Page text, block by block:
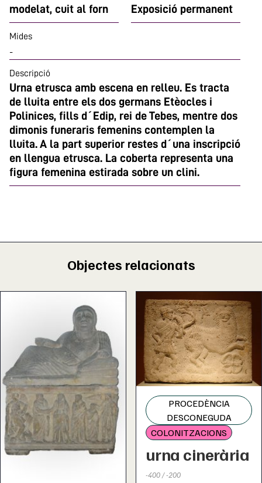
modelat, cuit al forn Exposició permanent
Mides
-
Descripció
Urna etrusca amb escena en relleu. Es tracta
de lluita entre els dos germans Etèocles i
Polinices, fills d´Edip, rei de Tebes, mentre dos
dimonis funeraris femenins contemplen la
lluita. A la part superior restes d´una inscripció
en llengua etrusca. La coberta representa una
figura femenina estirada sobre un clini.
Objectes relacionats
PROCEDÈNCIA
DESCONEGUDA
COLONITZACIONS
urna cinerària
-400 / -200